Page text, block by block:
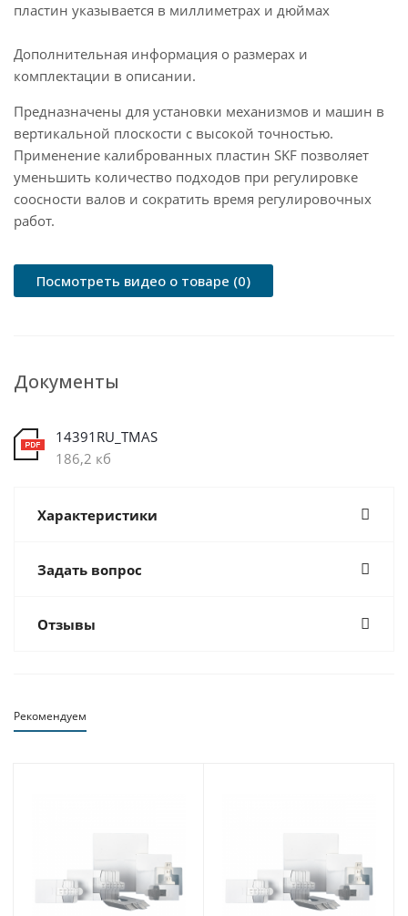
пластин указывается в миллиметрах и дюймах
Дополнительная информация о размерах и
комплектации в описании.
Предназначены для установки механизмов и машин в
вертикальной плоскости с высокой точностью.
Применение калиброванных пластин SKF позволяет
уменьшить количество подходов при регулировке
соосности валов и сократить время регулировочных
работ.
Посмотреть видео о товаре (0)
Документы
14391RU_TMAS
186,2 кб
Характеристики
Задать вопрос
Отзывы
Рекомендуем